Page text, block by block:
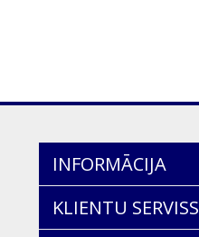
INFORMĀCIJA
KLIENTU SERVISS